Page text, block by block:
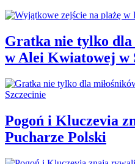
Gratka nie tylko
w Alei Kwiatowej w
Pogoń i Kluczevia
Pucharze Polski